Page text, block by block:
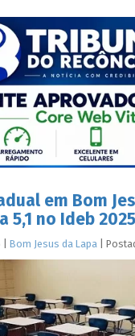
em Bom
5,1 no Ideb 2025
Bom Jesus da Lapa